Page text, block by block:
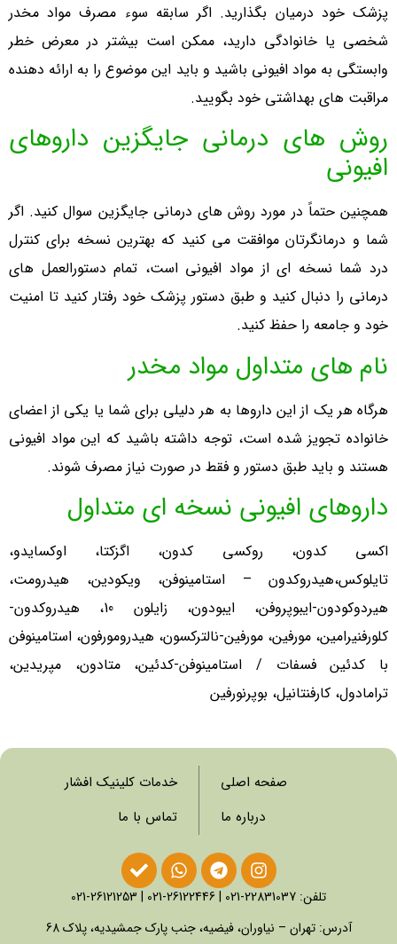
پزشک خود درمیان بگذارید. اگر سابقه سوء مصرف مواد مخدر
شخصی یا خانوادگی دارید، ممکن است بیشتر در معرض خطر
وابستگی به مواد افیونی باشید و باید این موضوع را به ارائه دهنده
مراقبت های بهداشتی خود بگویید.
روش های درمانی جایگزین داروهای
افیونی
همچنین حتماً در مورد روش های درمانی جایگزین سوال کنید. اگر
شما و درمانگرتان موافقت می کنید که بهترین نسخه برای کنترل
درد شما نسخه ای از مواد افیونی است، تمام دستورالعمل های
درمانی را دنبال کنید و طبق دستور پزشک خود رفتار کنید تا امنیت
خود و جامعه را حفظ کنید.
نام های متداول مواد مخدر
هرگاه هر یک از این داروها به هر دلیلی برای شما یا یکی از اعضای
خانواده تجویز شده است، توجه داشته باشید که این مواد افیونی
هستند و باید طبق دستور و فقط در صورت نیاز مصرف شوند.
داروهای افیونی نسخه ای متداول
اکسی کدون، روکسی کدون، اگزکتا، اوکسایدو،
تایلوکس،هیدروکدون – استامینوفن، ویکودین، هیدرومت،
هیردوکودون-ایبوپروفن، ایبودون، زایلون 10، هیدروکدون-
کلورفنیرامین، مورفین، مورفین-نالترکسون، هیدرومورفون، استامینوفن
با کدئین فسفات / استامینوفن-کدئین، متادون، مپریدین،
ترامادول، کارفنتانیل، بوپرنورفین
صفحه اصلی
خدمات کلینیک افشار
درباره ما
تماس با ما
تلفن: 22831037-021
|
26122446-021
|
26121253-021
آدرس: تهران – نیاوران، فیضیه، جنب پارک جمشیدیه، پلاک 68